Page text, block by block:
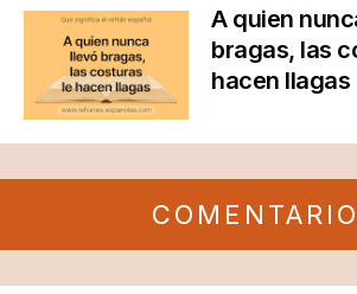
A quien
bragas, las
hacen llagas